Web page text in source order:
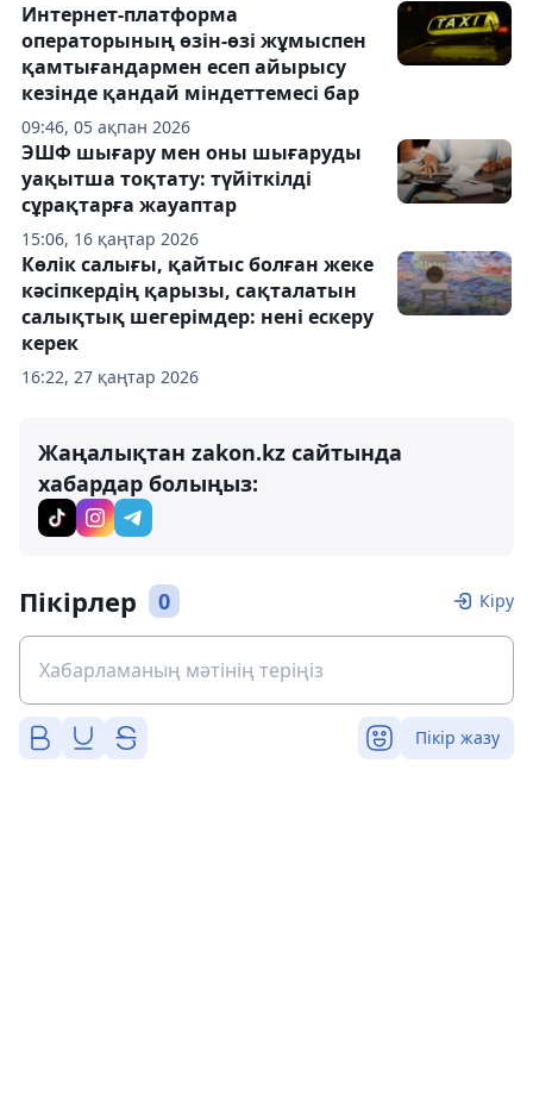
09:46, 05 ақпан 2026
Интернет-платформа
операторының өзін-өзі жұмыспен
қамтығандармен есеп айырысу
кезінде қандай міндеттемесі бар
15:06, 16 қаңтар 2026
ЭШФ шығару мен оны шығаруды
уақытша тоқтату: түйіткілді
сұрақтарға жауаптар
16:22, 27 қаңтар 2026
Көлік салығы, қайтыс болған жеке
кәсіпкердің қарызы, сақталатын
салықтық шегерімдер: нені ескеру
керек
Жаңалықтан zakon.kz сайтында
хабардар болыңыз:
Пікірлер 0 Кіру
Пікір жазу